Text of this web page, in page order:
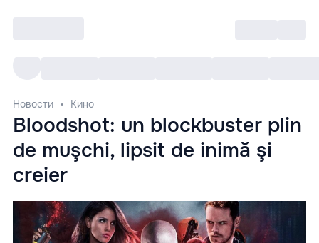
Новости Кино
Bloodshot: un blockbuster plin
de muşchi, lipsit de inimă şi
creier